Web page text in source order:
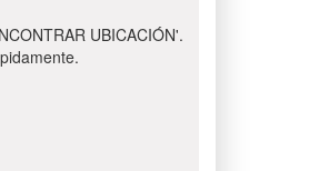
UBICACIÓN'.